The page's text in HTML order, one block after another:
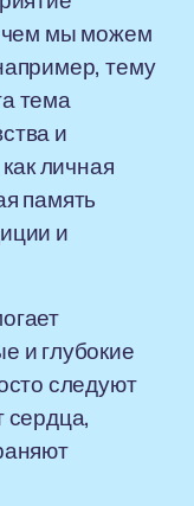
чем мы можем
тему
тема
и
личная
память
и
и глубокие
следуют
сердца,